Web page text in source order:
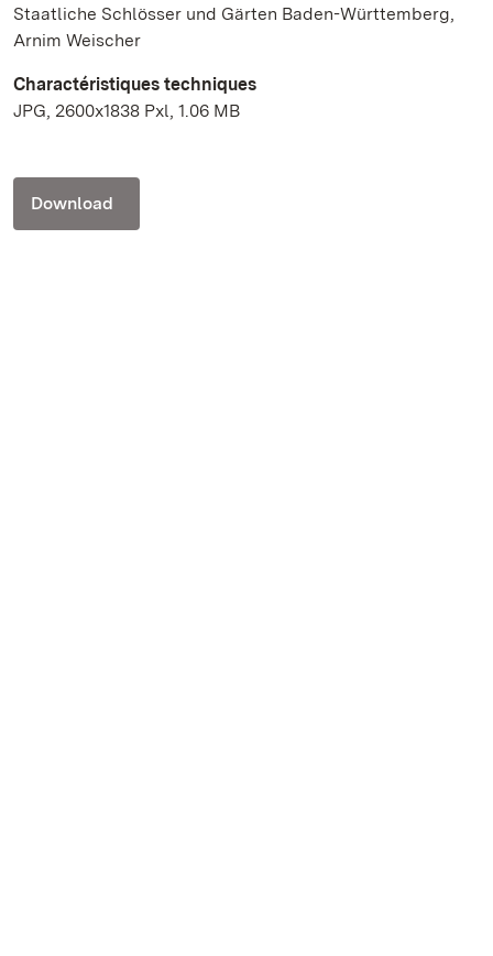
Staatliche Schlösser und Gärten Baden-Württemberg,
Arnim Weischer
Charactéristiques techniques
JPG, 2600x1838 Pxl, 1.06 MB
Download